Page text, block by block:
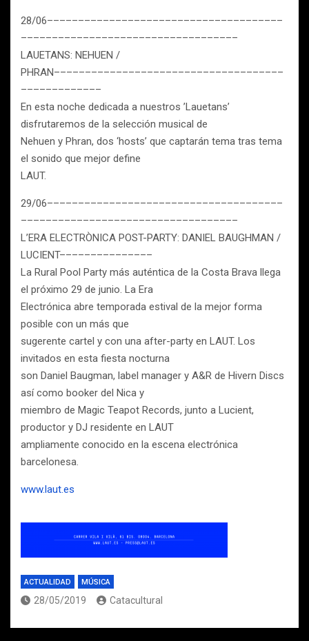
28/06––––––––––––––––––––––––––––––––––––––
–––––––––––––––––––––––––––––––––––
LAUETANS: NEHUEN /
PHRAN–––––––––––––––––––––––––––––––––––––
–––––––––––––
En esta noche dedicada a nuestros ’Lauetans’
disfrutaremos de la selección musical de
Nehuen y Phran, dos ‘hosts’ que captarán tema tras tema
el sonido que mejor define
LAUT.
29/06––––––––––––––––––––––––––––––––––––––
–––––––––––––––––––––––––––––––––––
L’ERA ELECTRÒNICA POST-PARTY: DANIEL BAUGHMAN /
LUCIENT–––––––––––––––
La Rural Pool Party más auténtica de la Costa Brava llega
el próximo 29 de junio. La Era
Electrónica abre temporada estival de la mejor forma
posible con un más que
sugerente cartel y con una after-party en LAUT. Los
invitados en esta fiesta nocturna
son Daniel Baugman, label manager y A&R de Hivern Discs
así como booker del Nica y
miembro de Magic Teapot Records, junto a Lucient,
productor y DJ residente en LAUT
ampliamente conocido en la escena electrónica
barcelonesa.
www.laut.es
ACTUALIDAD MÚSICA
28/05/2019 Catacultural